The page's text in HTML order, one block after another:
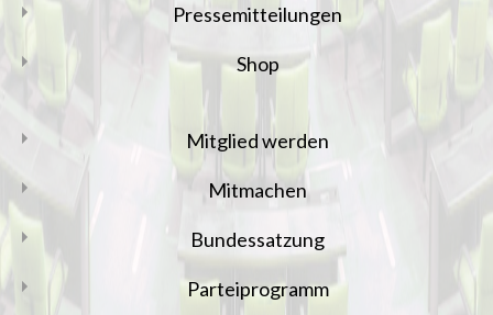
Pressemitteilungen
Shop
Mitglied werden
Mitmachen
Bundessatzung
Parteiprogramm